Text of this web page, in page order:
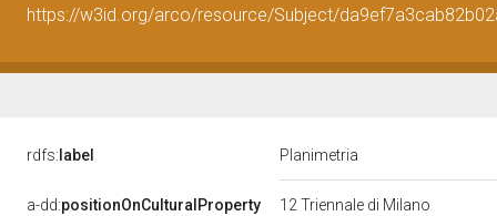
https://w3id.org/arco/resource/Subject/
rdfs: label Planimetria
a-dd:positionOnCulturalProperty 12 Triennale di Milano